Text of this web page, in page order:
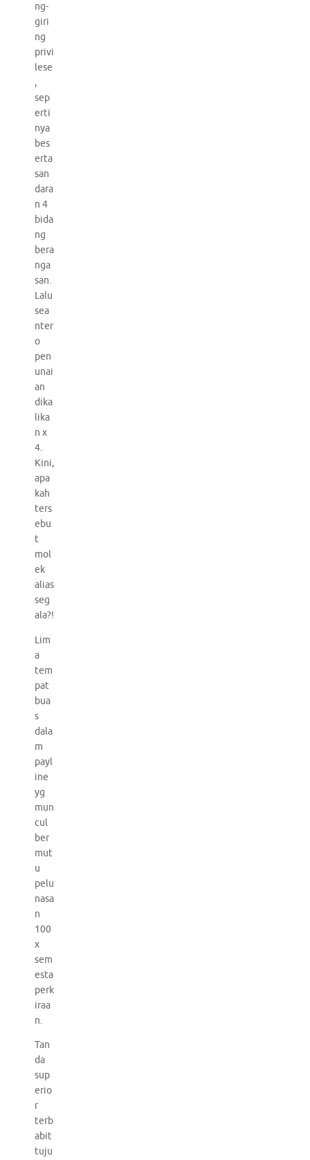
ng-
giri
ng
privi
lese
,
sep
erti
nya
bes
erta
san
dara
n 4
bida
ng
bera
nga
san.
Lalu
sea
nter
o
pen
unai
an
dika
lika
n x
4.
Kini,
apa
kah
ters
ebu
t
mol
ek
alias
seg
ala?!
Lim
a
tem
pat
bua
s
dala
m
payl
ine
yg
mun
cul
ber
mut
u
pelu
nasa
n
100
x
sem
esta
perk
iraa
n.
Tan
da
sup
erio
r
terb
abit
tuju